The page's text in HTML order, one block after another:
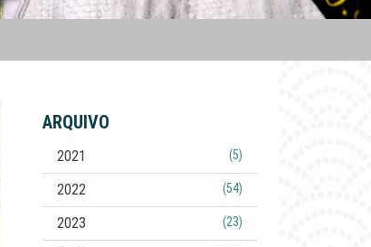
ARQUIVO
2021 (5)
2022 (54)
2023 (23)